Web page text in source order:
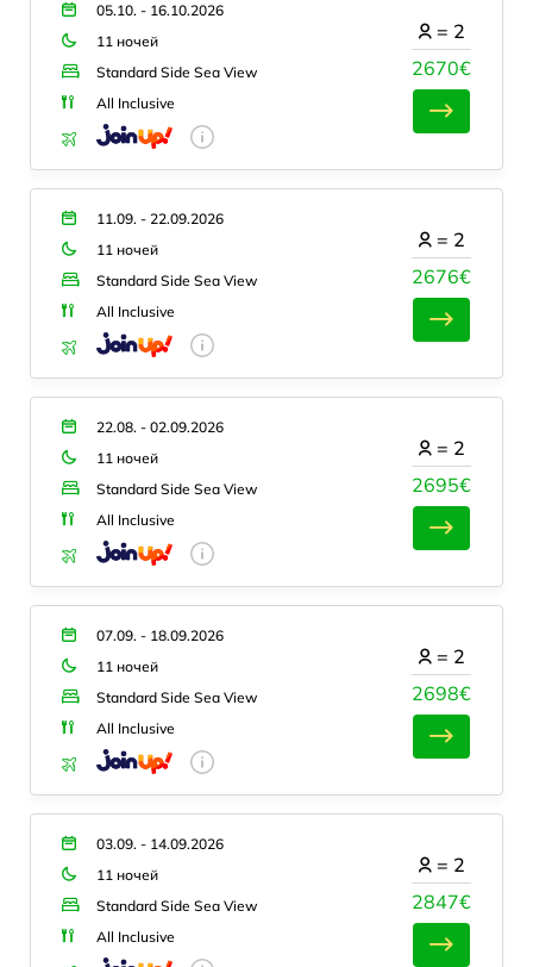
05.10. - 16.10.2026
11 ночей
Standard Side Sea View
All Inclusive
2670€
= 2
11.09. - 22.09.2026
11 ночей
Standard Side Sea View
All Inclusive
2676€
= 2
22.08. - 02.09.2026
11 ночей
Standard Side Sea View
All Inclusive
2695€
= 2
07.09. - 18.09.2026
11 ночей
Standard Side Sea View
All Inclusive
2698€
= 2
03.09. - 14.09.2026
11 ночей
Standard Side Sea View
All Inclusive
2847€
= 2